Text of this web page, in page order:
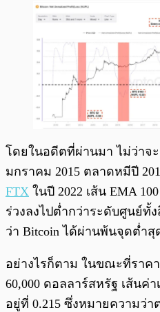
โดยในอดีตที่ผ่านมา ไม่ว่าจะ
มกราคม 2015 ตลาดหมีปี
FTX ในปี 2022 เส้น EMA
ร่วงลงไปต่ำกว่าระดับศูนย์ทั้
ว่า Bitcoin ได้ผ่านพ้นจุดต่ำ
อย่างไรก็ตาม ในขณะที่ราค
60,000 ดอลลาร์สหรัฐ เส้นค่
อยู่ที่ 0.215 ซึ่งหมายความว่